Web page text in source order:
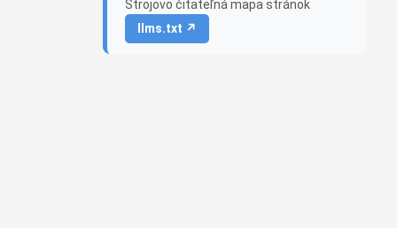
Strojovo čitateľná mapa stránok
llms.txt ↗